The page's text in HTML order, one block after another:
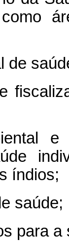
de
e
índios;
saúde;
para a